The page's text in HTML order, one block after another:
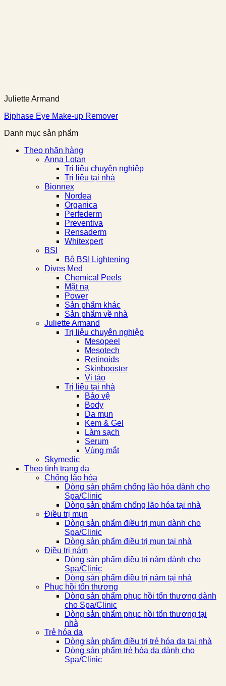
Juliette Armand
Biphase Eye Make-up Remover
Danh mục sản phẩm
Theo nhãn hàng
Anna Lotan
Trị liệu chuyên nghiệp
Trị liệu tại nhà
Bionnex
Nordea
Organica
Perfederm
Preventiva
Rensaderm
Whitexpert
BSI
Bộ BSI Lightening
Dives Med
Chemical Peels
Mặt nạ
Power
Sản phẩm khác
Sản phẩm về nhà
Juliette Armand
Trị liệu chuyên nghiệp
Mesopeel
Mesotech
Retinoids
Skinbooster
Vi tảo
Trị liệu tại nhà
Bảo vệ
Body
Da mụn
Kem & Gel
Làm sạch
Serum
Vùng mắt
Skymedic
Theo tình trạng da
Chống lão hóa
Dòng sản phẩm chống lão hóa dành cho
Spa/Clinic
Dòng sản phẩm chống lão hóa tại nhà
Điều trị mụn
Dòng sản phẩm điều trị mụn dành cho
Spa/Clinic
Dòng sản phẩm điều trị mụn tại nhà
Điều trị nám
Dòng sản phẩm điều trị nám dành cho
Spa/Clinic
Dòng sản phẩm điều trị nám tại nhà
Phục hồi tổn thương
Dòng sản phẩm phục hồi tổn thương dành
cho Spa/Clinic
Dòng sản phẩm phục hồi tổn thương tại
nhà
Trẻ hóa da
Dòng sản phẩm điều trị trẻ hóa da tại nhà
Dòng sản phẩm trẻ hóa da dành cho
Spa/Clinic